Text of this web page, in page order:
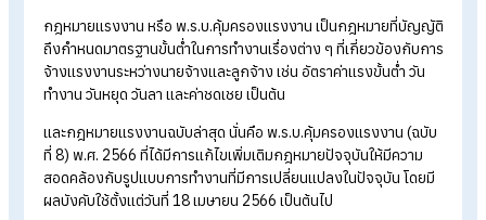
ลาคลอดได้กี่วัน? นับวันอย่างไร?
ตามกฎหมายแรงงาน
สวัสดิการที่ทุกบริษัทต้องมีตามกฎหมายแรงงาน
รวมสิ่งที่ HR ควรรู้ก่อนการจ้างแรงงานต่างด้าวอย่างถูก
กฎหมาย
ว่าด้วยเรื่องของกฎหมาย